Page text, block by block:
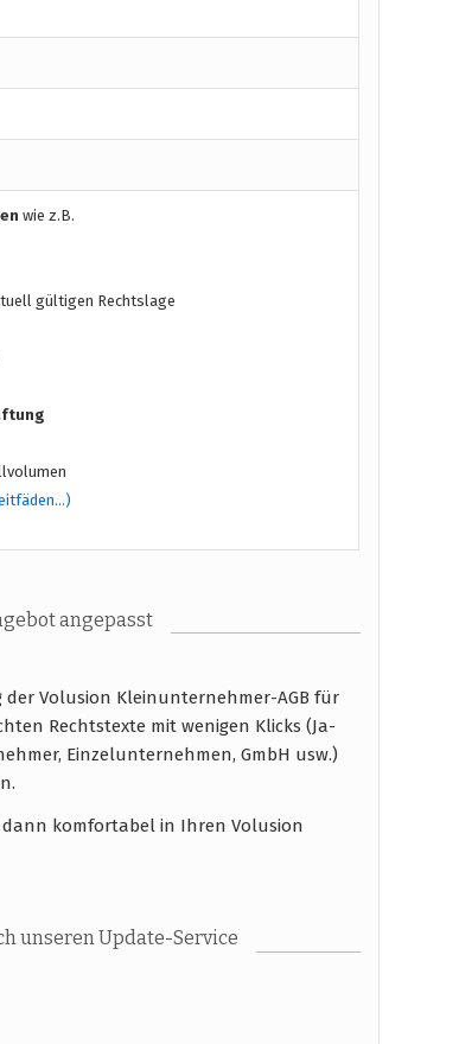
wie z.B.
gültigen Rechtslage
angepasst
Volusion Kleinunternehmer-AGB für
Rechtstexte mit wenigen Klicks (Ja-
Einzelunternehmen, GmbH usw.)
dann komfortabel in Ihren Volusion
unseren Update-Service